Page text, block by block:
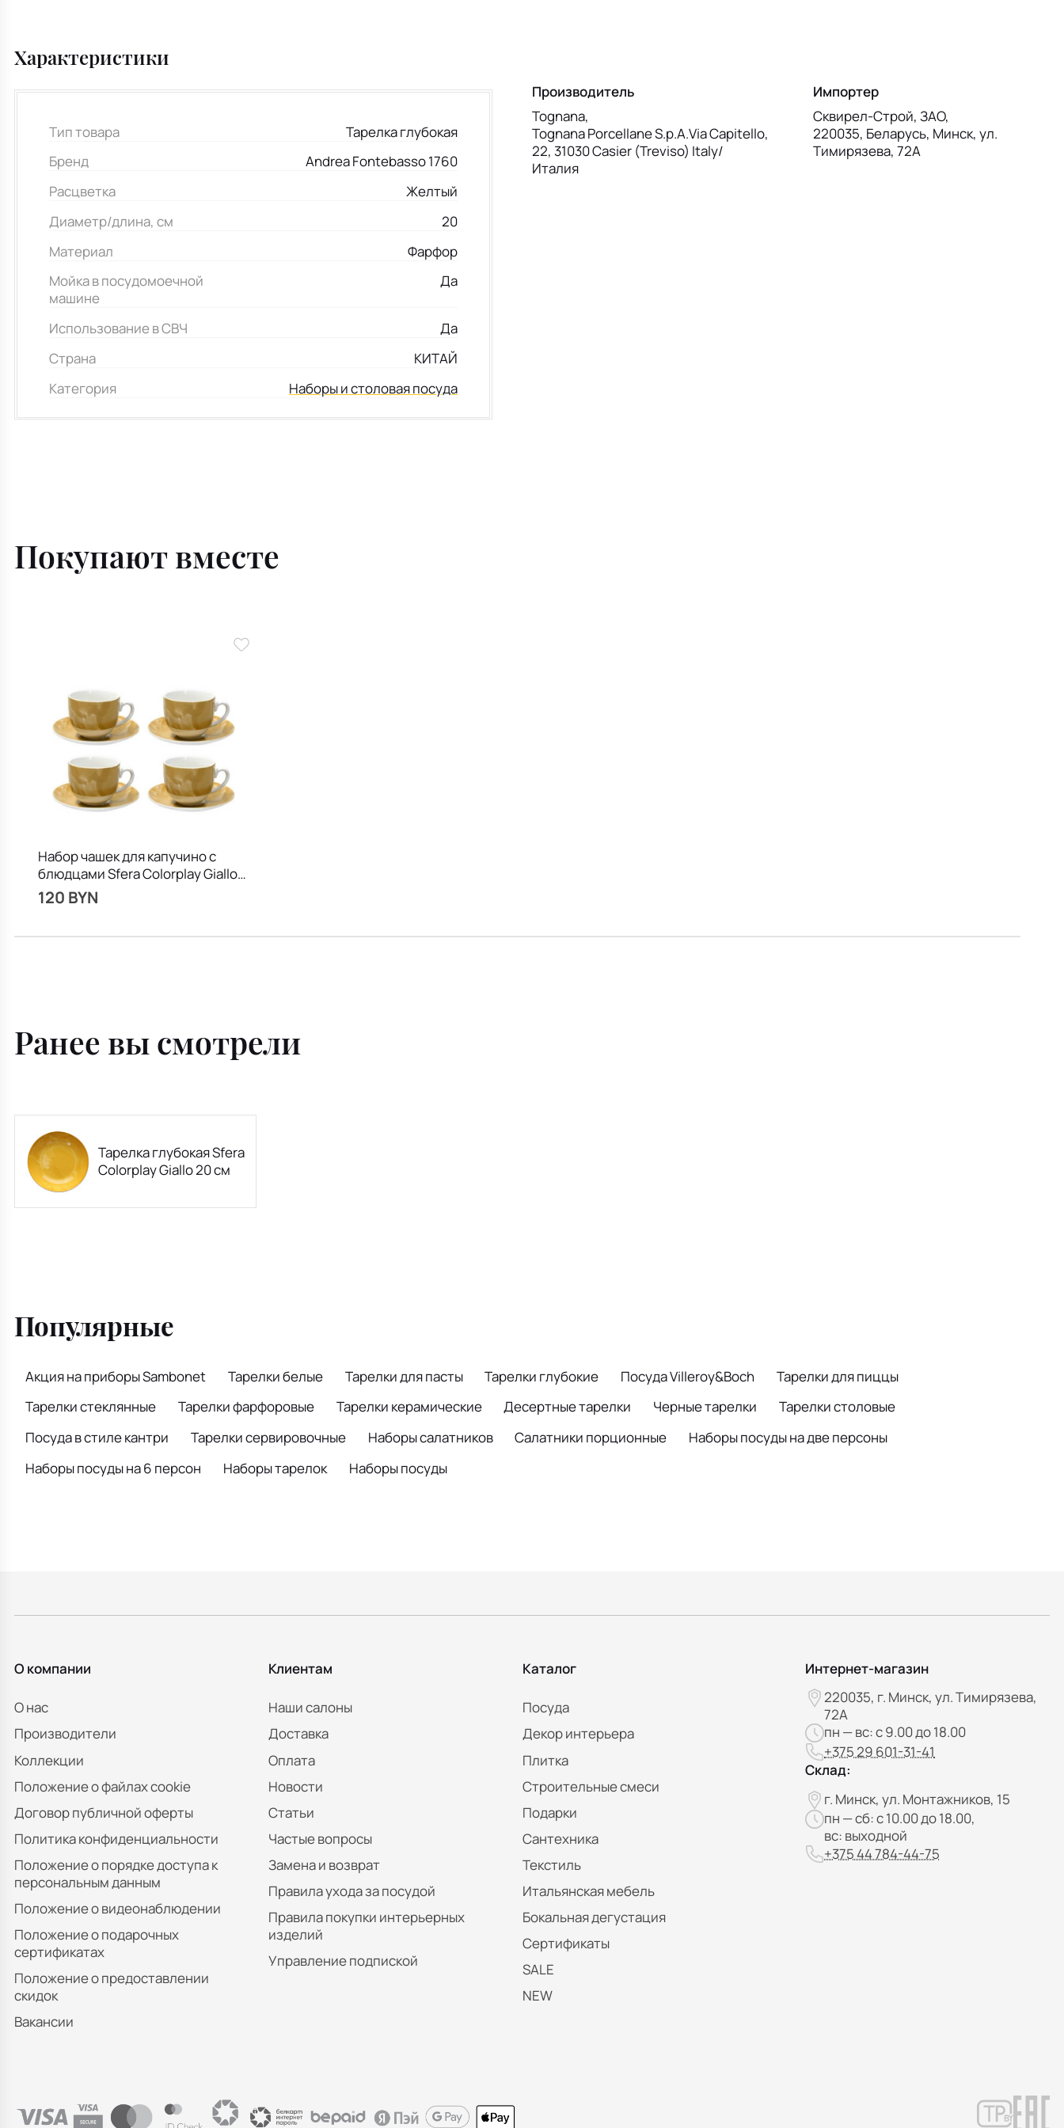
Характеристики
Тип товара
Тарелка глубокая
Бренд
Andrea Fontebasso 1760
Расцветка
Желтый
Диаметр/длина, см
20
Материал
Фарфор
Мойка в посудомоечной
машине
Да
Использование в СВЧ
Да
Страна
КИТАЙ
Категория
Наборы и столовая посуда
Производитель
Tognana,
Tognana Porcellane S.p.A.Via Capitello,
22, 31030 Casier (Treviso) Italy/
Италия
Импортер
Сквирел-Строй, ЗАО,
220035, Беларусь, Минск, ул.
Тимирязева, 72А
Покупают вместе
Набор чашек для капучино с
блюдцами Sfera Colorplay Giallo
250 мл, 8 предметов
120 BYN
Ранее вы смотрели
Тарелка глубокая Sfera
Colorplay Giallo 20 см
Популярные
Акция на приборы Sambonet Тарелки белые Тарелки для пасты Тарелки глубокие Посуда Villeroy&Boch
Тарелки для пиццы
Тарелки стеклянные
Тарелки фарфоровые Тарелки керамические Десертные тарелки Черные тарелки
Тарелки столовые
Посуда в стиле кантри
Тарелки сервировочные Наборы салатников Салатники порционные
Наборы посуды на две персоны
Наборы посуды на 6 персон
Наборы тарелок Наборы посуды
О компании
О нас
Производители
Коллекции
Положение о файлах cookie
Договор публичной оферты
Политика конфиденциальности
Положение о порядке доступа к
персональным данным
Положение о видеонаблюдении
Положение о подарочных
сертификатах
Положение о предоставлении
скидок
Вакансии
Клиентам
Наши салоны
Доставка
Оплата
Новости
Статьи
Частые вопросы
Замена и возврат
Правила ухода за посудой
Правила покупки интерьерных
изделий
Управление подпиской
Каталог
Посуда
Декор интерьера
Плитка
Строительные смеси
Подарки
Сантехника
Текстиль
Итальянская мебель
Бокальная дегустация
Сертификаты
SALE
NEW
Интернет-магазин
220035, г. Минск, ул. Тимирязева,
72А
пн — вс: с 9.00 до 18.00
+375 29 601-31-41
Склад:
г. Минск, ул. Монтажников, 15
пн — сб: с 10.00 до 18.00,
вс: выходной
+375 44 784-44-75